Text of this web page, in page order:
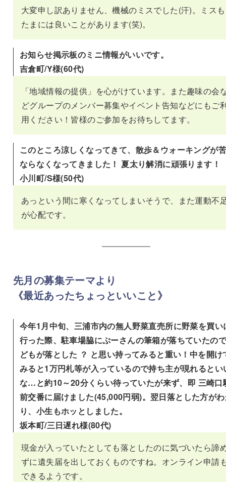
大変申し訳ありません、機械のミスでした(汗)。ミスも
たまには良いことがあります(笑)。
お知らせ掲示板のミニ情報がいいです。
吉倉町/Y様(60代)
「地域情報の提供」を心がけています。また趣味の会
どグループのメンバー募集やイベント告知などにもご
用ください！皆様のご参加をお待ちしてます。
このところ涼しくなってきて、散歩＆ウォーキングが
ならなくなってきました！ 夏太り解消に頑張ります！
小川町/S様(50代)
あっという間に寒くなってしまいそうで、また運動不
が心配です。
先月の募集テーマより
《最近あったちょっといいこと》
今年1月中旬、三浦市内の無人野菜直売所に野菜を買い
行った際、駐車場脇にぷーさんの筆箱が落ちていたの
どもが落とした ？ と思い持ってみると重い！中を開け
みると1万円札等が入っているので持ち主が現れるとい
な…と約10～20分くらい待っていたが来ず、即 三崎口
前交番に届けました(45,000円弱)。翌日落とした方が
り、小生もホッとしました。
坂本町/三日遅れ様(80代)
現金が入っていたとしても落としたのに気づいたら諦
ずに遺失届を出しておくものですね。オンライン申請
できるようです。